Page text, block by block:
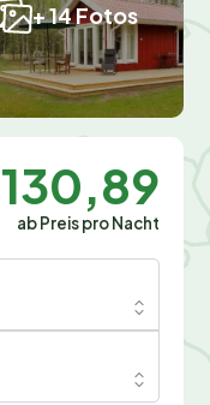
+ 14 Fotos
ab Preis pro Nacht